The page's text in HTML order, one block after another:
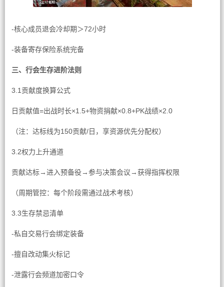
-核心成员退会冷却期＞72小时
-装备寄存保险系统完备
三、行会生存进阶法则
3.1贡献度换算公式
日贡献值=出战时长×1.5+物资捐献×0.8+PK战绩×2.0
（注：达标线为150贡献/日，享资源优先分配权）
3.2权力上升通道
贡献达标→进入预备役→参与决策会议→获得指挥权限
（周期管控：每个阶段需通过战术考核）
3.3生存禁忌清单
-私自交易行会绑定装备
-擅自改动集火标记
-泄露行会频道加密口令